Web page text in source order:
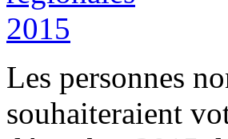
Les personnes
souhaiteraient